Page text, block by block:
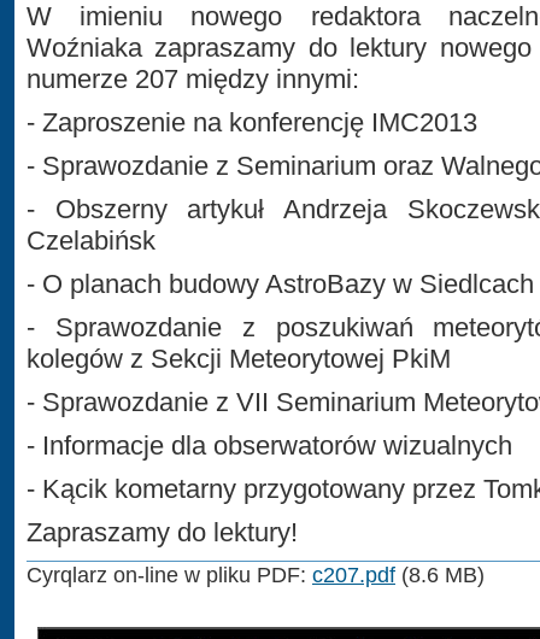
W imieniu nowego redaktora
Woźniaka zapraszamy do lektury
numerze 207 między innymi:
- Zaproszenie na konferencję IMC2013
- Sprawozdanie z Seminarium oraz
- Obszerny artykuł Andrzeja
Czelabińsk
- O planach budowy AstroBazy w Siedlcach
- Sprawozdanie z poszukiwań
kolegów z Sekcji Meteorytowej PkiM
- Sprawozdanie z VII Seminarium
- Informacje dla obserwatorów wizualnych
- Kącik kometarny przygotowany przez
Zapraszamy do lektury!
Cyrqlarz on-line w pliku PDF: c207.pdf (8.6 MB)